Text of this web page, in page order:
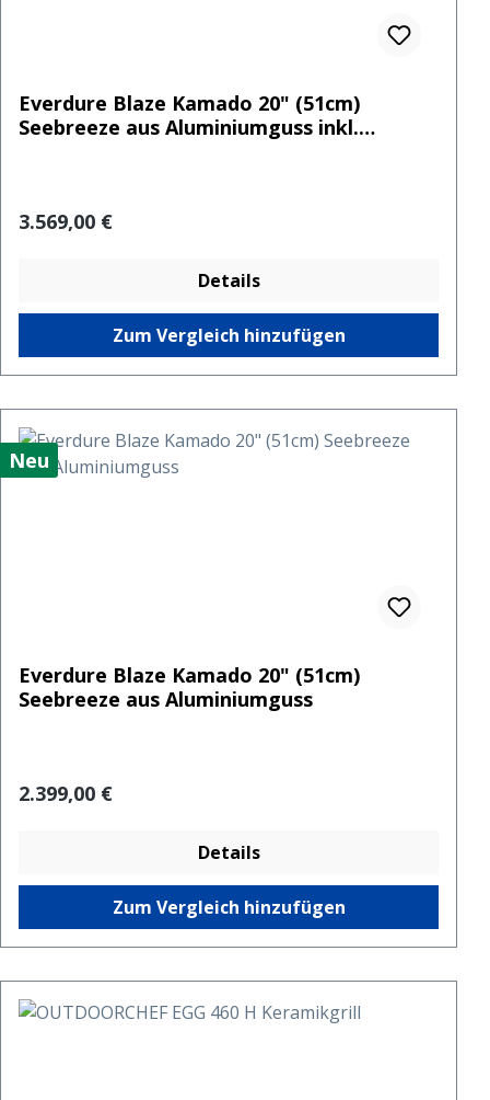
Everdure Blaze Kamado 20" (51cm)
Seebreeze aus Aluminiumguss inkl.
Regulärer Preis:
3.569,00 €
Details
Zum Vergleich hinzufügen
Neu
Everdure Blaze Kamado 20" (51cm)
Seebreeze aus Aluminiumguss
Regulärer Preis:
2.399,00 €
Details
Zum Vergleich hinzufügen